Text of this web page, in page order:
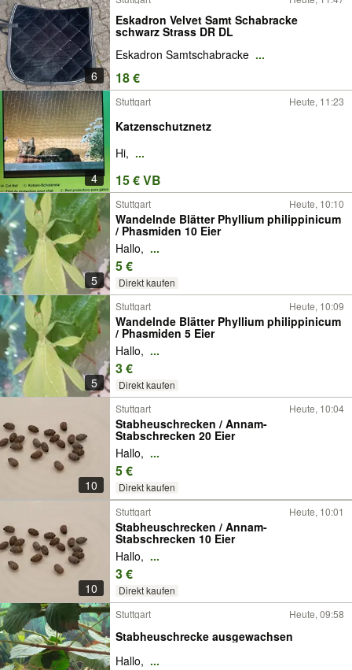
6
Eskadron Velvet Samt Schabracke
schwarz Strass DR DL
Eskadron Samtschabracke ...
18 €
4
Stuttgart Heute, 11:23
Katzenschutznetz
Hi, ...
15 € VB
5
Stuttgart Heute, 10:10
Wandelnde Blätter Phyllium philippinicum
/ Phasmiden 10 Eier
Hallo, ...
5 €
Direkt kaufen
5
Stuttgart Heute, 10:09
Wandelnde Blätter Phyllium philippinicum
/ Phasmiden 5 Eier
Hallo, ...
3 €
Direkt kaufen
10
Stuttgart Heute, 10:04
Stabheuschrecken / Annam-
Stabschrecken 20 Eier
Hallo, ...
5 €
Direkt kaufen
10
Stuttgart Heute, 10:01
Stabheuschrecken / Annam-
Stabschrecken 10 Eier
Hallo, ...
3 €
Direkt kaufen
Stuttgart Heute, 09:58
Stabheuschrecke ausgewachsen
Hallo, ...